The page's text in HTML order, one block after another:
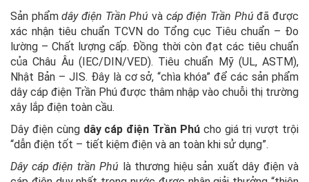
Sản phẩmdây điện Trần Phú và cáp điện Trần Phú đã được
xác nhận tiêu chuẩn TCVN do Tổng cục Tiêu chuẩn – Đo
lường – Chất lượng cấp. Đồng thời còn đạt các tiêu chuẩn
của Châu Âu (IEC/DIN/VED). Tiêu chuẩn Mỹ (UL, ASTM),
Nhật Bản – JIS. Đây là cơ sở, “chìa khóa” để các sản phẩm
dây cáp điện Trần Phú được thâm nhập vào chuỗi thị trường
xây lắp điện toàn cầu.
Dây điện cùng dây cáp điện Trần Phúcho giá trị vượt trội
“dẫn điện tốt – tiết kiệm điện và an toàn khi sử dụng”.
Dây cáp điện trần Phú là thương hiệu sản xuất dây điện và